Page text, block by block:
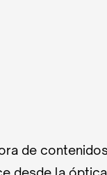
de